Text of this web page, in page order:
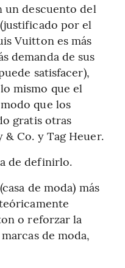
un descuento del
por el
Vuitton es más
demanda de sus
satisfacer),
mismo que el
que los
gratis otras
Co. y Tag Heuer.
de definirlo.
de moda) más
o reforzar la
de moda,